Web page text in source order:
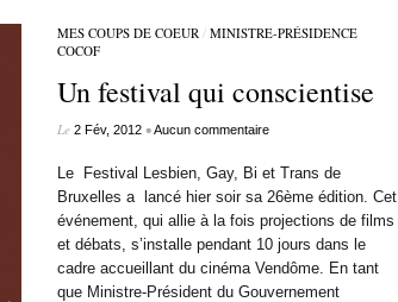
MES COUPS DE COEUR/ MINISTRE-PRÉSIDENCE
COCOF
Un festival qui conscientise
Le 2 Fév, 2012 •Aucun commentaire
Le Festival Lesbien, Gay, Bi et Trans de
Bruxelles a lancé hier soir sa 26ème édition. Cet
événement, qui allie à la fois projections de films
et débats, s’installe pendant 10 jours dans le
cadre accueillant du cinéma Vendôme. En tant
que Ministre-Président du Gouvernement